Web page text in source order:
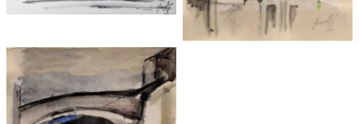
20,5×29,5 cm